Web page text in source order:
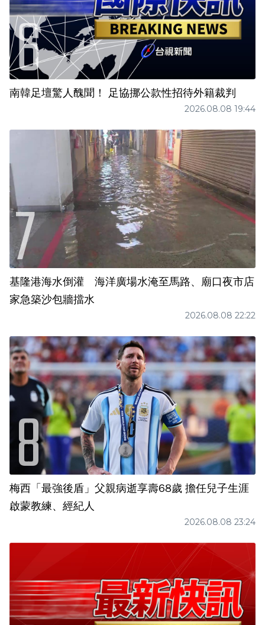
南韓足壇驚人醜聞！ 足協挪公款性招待外籍裁判
2026.08.08 19:44
基隆港海水倒灌 海洋廣場水淹至馬路、廟口夜市店
家急築沙包牆擋水
2026.08.08 22:22
梅西「最強後盾」父親病逝享壽68歲 擔任兒子生涯
啟蒙教練、經紀人
2026.08.08 23:24